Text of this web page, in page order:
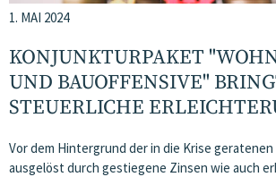
1. MAI 2024
KONJUNKTURPAKET
UND BAUOFFENSIVE"
STEUERLICHE
Vor dem Hintergrund der in die Krise
ausgelöst durch gestiegene Zinsen wie auch